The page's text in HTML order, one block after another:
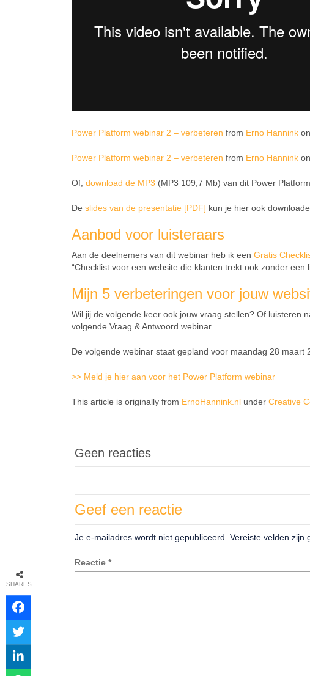
Power Platform webinar 2 – verbeteren from Erno Hannink on
Power Platform webinar 2 – verbeteren from Erno Hannink on
Of, download de MP3 (MP3 109,7 Mb) van dit Power
De slides van de presentatie [PDF] kun je hier ook
Aanbod voor luisteraars
Aan de deelnemers van dit webinar heb ik een Gratis
“Checklist voor een website die klanten trekt ook zonder een
Mijn 5 verbeteringen voor jouw
Wil jij de volgende keer ook jouw vraag stellen? Of luisteren
volgende Vraag & Antwoord webinar.
De volgende webinar staat gepland voor maandag 28 maart
>> Meld je hier aan voor het Power Platform webinar
This article is originally from ErnoHannink.nl under Creative
Geen reacties
Geef een reactie
Je e-mailadres wordt niet gepubliceerd. Vereiste velden zijn
Reactie *
SHARES